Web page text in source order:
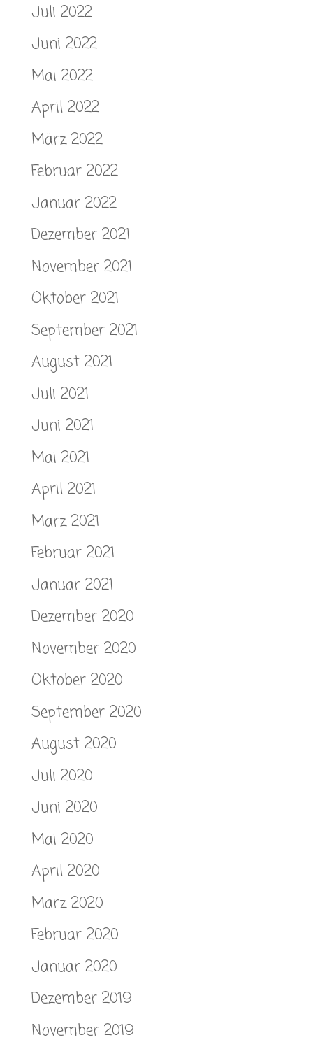
Juli 2022
Juni 2022
Mai 2022
April 2022
März 2022
Februar 2022
Januar 2022
Dezember 2021
November 2021
Oktober 2021
September 2021
August 2021
Juli 2021
Juni 2021
Mai 2021
April 2021
März 2021
Februar 2021
Januar 2021
Dezember 2020
November 2020
Oktober 2020
September 2020
August 2020
Juli 2020
Juni 2020
Mai 2020
April 2020
März 2020
Februar 2020
Januar 2020
Dezember 2019
November 2019